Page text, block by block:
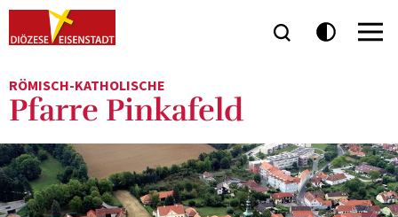
RÖMISCH-KATHOLISCHE
Pfarre Pinkafeld